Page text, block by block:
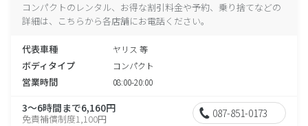
コンパクトのレンタル、お得な割引料金や予約、乗り捨てなどの
詳細は、こちらから各店舗にお電話ください。
代表車種 ヤリス 等
ボディタイプ コンパクト
営業時間 08:00-20:00
3～6時間まで6,160円
免責補償制度1,100円 087-851-0173